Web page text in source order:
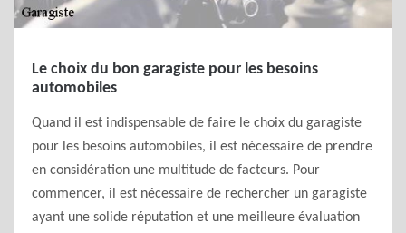
Le choix du bon garagiste pour les besoins
automobiles
Quand il est indispensable de faire le choix du garagiste
pour les besoins automobiles, il est nécessaire de prendre
en considération une multitude de facteurs. Pour
commencer, il est nécessaire de rechercher un garagiste
ayant une solide réputation et une meilleure évaluation